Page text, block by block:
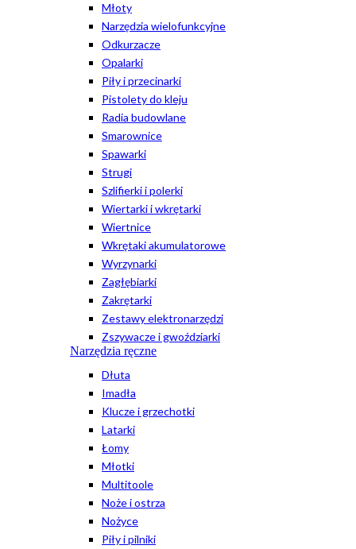
Młoty
Narzędzia wielofunkcyjne
Odkurzacze
Opalarki
Piły i przecinarki
Pistolety do kleju
Radia budowlane
Smarownice
Spawarki
Strugi
Szlifierki i polerki
Wiertarki i wkrętarki
Wiertnice
Wkrętaki akumulatorowe
Wyrzynarki
Zagłębiarki
Zakrętarki
Zestawy elektronarzędzi
Zszywacze i gwoździarki
Narzędzia ręczne
Dłuta
Imadła
Klucze i grzechotki
Latarki
Łomy
Młotki
Multitoole
Noże i ostrza
Nożyce
Piły i pilniki